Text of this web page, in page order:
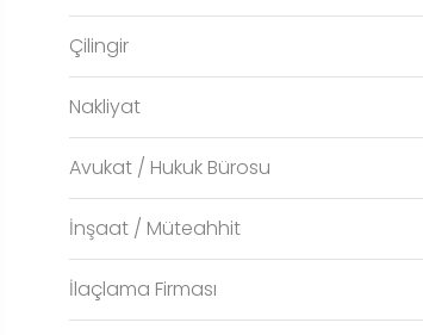
Çilingir
Nakliyat
Avukat / Hukuk Bürosu
İnşaat / Müteahhit
İlaçlama Firması